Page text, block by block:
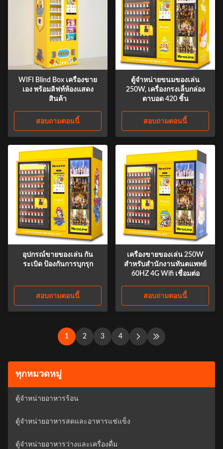
WIFI Blind Box เครื่องขาย
เอง พร้อมลิฟท์ห้องแสดง
สินค้า
สอบถามตอนนี้
ตู้จำหน่ายขนมของเล่น
250W, เครื่องกรงเล็บกล่อง
ตาบอด 420 ชิ้น
สอบถามตอนนี้
อุปกรณ์ขายของเล่น กัน
ระเบิด ป้องกันการบุกรุก
สอบถามตอนนี้
เครื่องขายของเล่น 250W
สําหรับสํานักงานทันตแพทย์
60HZ 4G Wifi เชื่อมต่อ
สอบถามตอนนี้
1 2 3 4
ทุกหมวดหมู่
ตู้จำหน่ายอาหารร้อน
ตู้จำหน่ายอาหารสดและอาหารแช่แข็ง
ตู้จำหน่ายอาหารว่างและเครื่องดื่ม